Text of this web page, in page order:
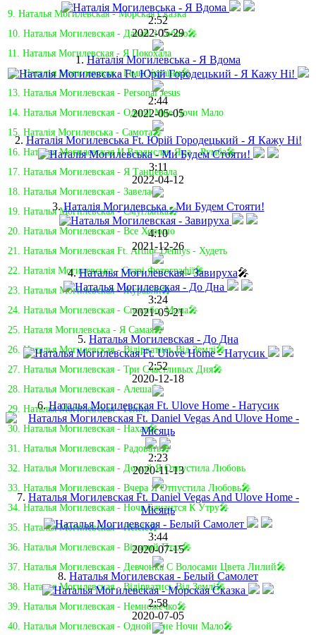
9. Наталья Могилевская - Морская Сказка
10. Наталья Могилевская - Давай З Тобою🎤
11. Наталья Могилевская - Я Покохала
12. Наталья Могилевская - Гімн України🎤
13. Наталья Могилевская - Personal Jesus
14. Наталья Могилевская - Одной Мне Ночи Мало
15. Наталія Могилевська - Самота🎤
16. Наталья Могилевская И Владислав Яма - Румба🎤
17. Наталья Могилевская - Я Танцевала
18. Наталья Могилевская - Завелась
19. Наталья Могилевская - Смуглянка🎤
20. Наталья Могилевская - Все Хорошо
21. Наталья Могилевская Ft. Arthur Dennys - Худеть
22. Наталія Могилевська - Старі Фотографії🎤
23. Наталья Могилевская - Журавли🎤
24. Наталья Могилевская - Спасибо, Мама🎤
25. Наталя Могилевська - Я Самая🎤
26. Наталья Могилевская - Відірватись Від Землі🎤
27. Наталья Могилевская - Три Счастливых Дня🎤
28. Наталья Могилевская - Алеша🎤
29. Наталья Могилевская - Гении
30. Наталья Могилевская - Нахал🎤
31. Наталья Могилевская - Радовать🎤
32. Наталья Могилевская - Домой Я Отпустила Любовь
33. Наталья Могилевская - Вчера Я Отпустила Любовь🎤
34. Наталья Могилевская - Ночь Близится К Утру🎤
35. Наталья Могилевская - Helele🎤
36. Наталья Могилевская - Вільний Птах🎤
37. Наталья Могилевская - Девчонка С Волосами Цвета Лилий🎤
38. Наталья Могилевская - Вiдiрватись Вiд Землi🎤
39. Наталья Могилевская - Немножечко🎤
40. Наталья Могилевская - Одной Мне Ночи Мало🎤
2:52
2022-05-29
1.Наталія Могилевська - Я Вдома
2:44
2022-05-05
2. Наталія Могилевська Ft. Юрій Городецький - Я Кажу Ні!
3:11
2022-04-12
3.Наталія Могилевська - Ми Будем Стояти!
4:10
2021-12-26
4.Наталья Могилевская - Завируха🎤
3:24
2021-05-21
5. Наталья Могилевская - До Дна
2:52
2020-12-18
6.Наталья Могилевская Ft. Ulove Home - Натусик
2:23
2020-11-13
7. Наталья Могилевская Ft. Daniel Vegas And Ulove Home -
Місяць
3:44
2020-07-15
8. Наталья Могилевская - Белый Самолет
2:58
2020-07-05